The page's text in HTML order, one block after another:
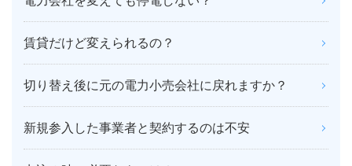
賃貸だけど変えられるの？
切り替え後に元の電力小売会社に戻れますか？
新規参入した事業者と契約するのは不安